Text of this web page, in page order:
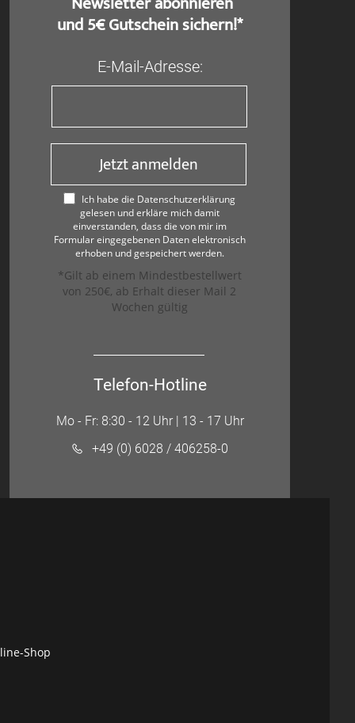
und 5€ Gutschein sichern!*
E-Mail-Adresse:
Jetzt anmelden
Ich habe die Datenschutzerklärung
gelesen und erkläre mich damit
einverstanden, dass die von mir im
Formular eingegebenen Daten elektronisch
erhoben und gespeichert werden.
*Gilt ab einem Mindestbestellwert
von 250€, ab Erhalt dieser Mail 2
Wochen gültig
Telefon-Hotline
Mo - Fr: 8:30 - 12 Uhr | 13 - 17 Uhr
+49 (0) 6028 / 406258-0
Shop